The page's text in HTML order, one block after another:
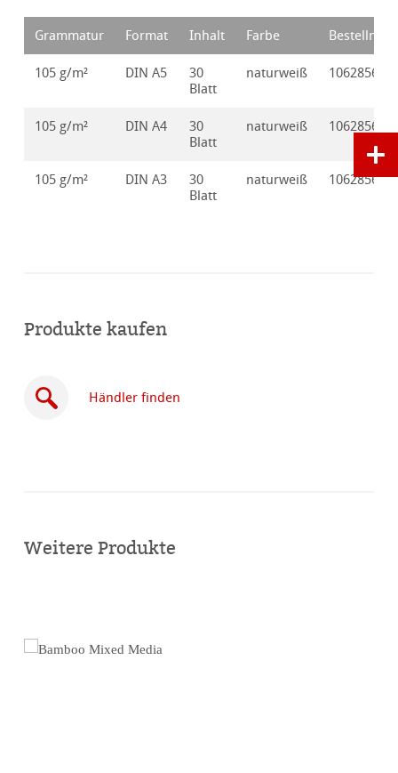
Grammatur Format Inhalt Farbe Bestellnr.
105 g/m² DIN A5
30
Blatt
naturweiß 10628560
105 g/m² DIN A4
30
Blatt
naturweiß 10628561
105 g/m² DIN A3
30
Blatt
naturweiß 10628562
Produkte kaufen
Händler finden
Weitere Produkte